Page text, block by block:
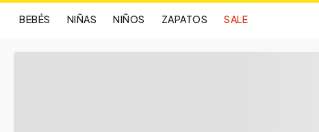
BEBÉS NIÑAS NIÑOS ZAPATOS SALE